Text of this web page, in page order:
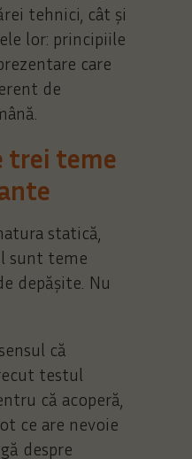
tehnici, cât și
lor: principiile
care
de
trei teme
statică,
sunt teme
depășite. Nu
că
testul
că acoperă,
ce are nevoie
despre